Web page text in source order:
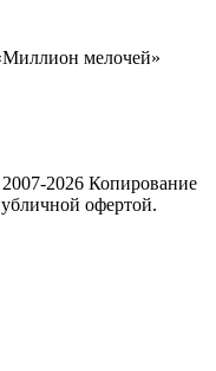
мелочей»
2026 Копирование
офертой.